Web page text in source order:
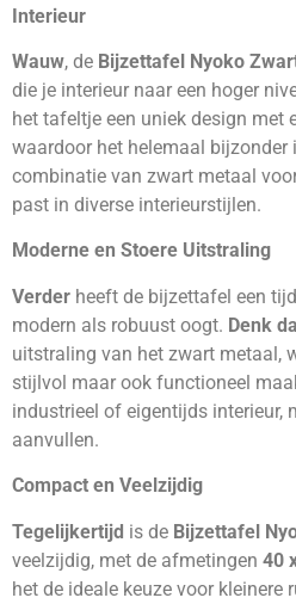
Interieur
Wauw, de Bijzettafel Nyoko
die je interieur naar een hoger
het tafeltje een uniek design met
waardoor het helemaal bijzonder
combinatie van zwart metaal
past in diverse interieurstijlen.
Moderne en Stoere Uitstraling
Verder heeft de bijzettafel een
modern als robuust oogt. Denk
uitstraling van het zwart metaal,
stijlvol maar ook functioneel
industrieel of eigentijds interieur,
aanvullen.
Compact en Veelzijdig
Tegelijkertijd is de Bijzettafel
veelzijdig, met de afmetingen 40
het de ideale keuze voor